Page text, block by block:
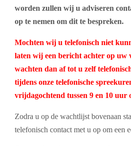
worden zullen wij u adviseren
op te nemen om dit te bespreken.
Mochten wij u telefonisch niet
laten wij een bericht achter op uw
wachten dan af tot u zelf
tijdens onze telefonische
vrijdagochtend tussen 9 en 10 uur
Zodra u op de wachtlijst bovenaan
telefonisch contact met u op om een